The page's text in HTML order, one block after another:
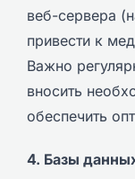
веб-сервера
привести к
Важно
вносить
обеспечить
4. Базы